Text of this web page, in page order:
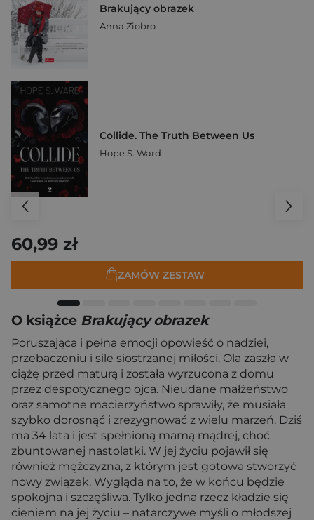
Brakujący obrazek
Anna Ziobro
Collide. The Truth Between Us
Hope S. Ward
60,99 zł
ZAMÓW ZESTAW
O książce Brakujący obrazek
Poruszająca i pełna emocji opowieść o nadziei,
przebaczeniu i sile siostrzanej miłości. Ola zaszła w
ciążę przed maturą i została wyrzucona z domu
przez despotycznego ojca. Nieudane małżeństwo
oraz samotne macierzyństwo sprawiły, że musiała
szybko dorosnąć i zrezygnować z wielu marzeń. Dziś
ma 34 lata i jest spełnioną mamą mądrej, choć
zbuntowanej nastolatki. W jej życiu pojawił się
również mężczyzna, z którym jest gotowa stworzyć
nowy związek. Wygląda na to, że w końcu będzie
spokojna i szczęśliwa. Tylko jedna rzecz kładzie się
cieniem na jej życiu – natarczywe myśli o młodszej